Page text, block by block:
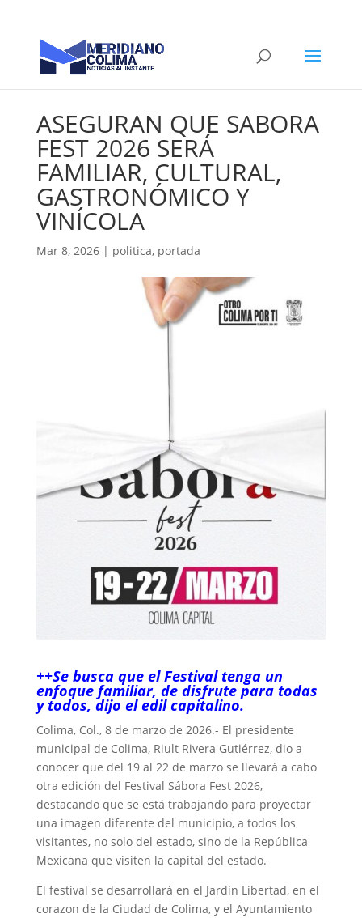
ASEGURAN QUE SABORA
FEST 2026 SERÁ
FAMILIAR, CULTURAL,
GASTRONÓMICO Y
VINÍCOLA
Mar 8, 2026| politica, portada
++Se busca que el Festival tenga un
enfoque familiar, de disfrute para todas
y todos, dijo el edil capitalino.
Colima, Col., 8 de marzo de 2026.- El presidente
municipal de Colima, Riult Rivera Gutiérrez, dio a
conocer que del 19 al 22 de marzo se llevará a cabo
otra edición del Festival Sábora Fest 2026,
destacando que se está trabajando para proyectar
una imagen diferente del municipio, a todos los
visitantes, no solo del estado, sino de la República
Mexicana que visiten la capital del estado.
El festival se desarrollará en el Jardín Libertad, en el
corazon de la Ciudad de Colima, y el Ayuntamiento